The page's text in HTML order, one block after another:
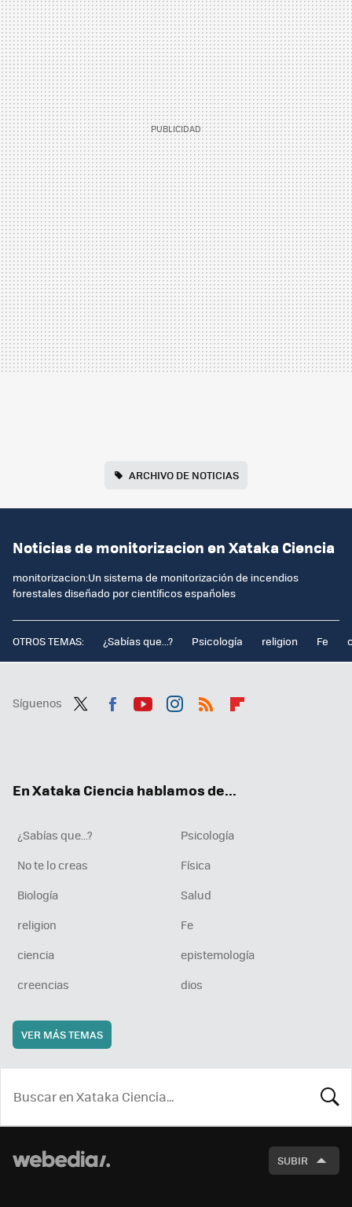
ARCHIVO DE NOTICIAS
Noticias de monitorizacion en Xataka Ciencia
monitorizacion:Un sistema de monitorización de incendios
forestales diseñado por científicos españoles
OTROS TEMAS: ¿Sabías que...? Psicología religion Fe
Síguenos
En Xataka Ciencia hablamos de...
¿Sabías que...?
Psicología
No te lo creas
Física
Biología
Salud
religion
Fe
ciencia
epistemología
creencias
dios
VER MÁS TEMAS
SUBIR